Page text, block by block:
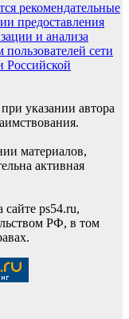
рекомендательные
предоставления
и анализа
сети
Российской
указании автора
материалов,
активная
ps54.ru,
РФ, в том